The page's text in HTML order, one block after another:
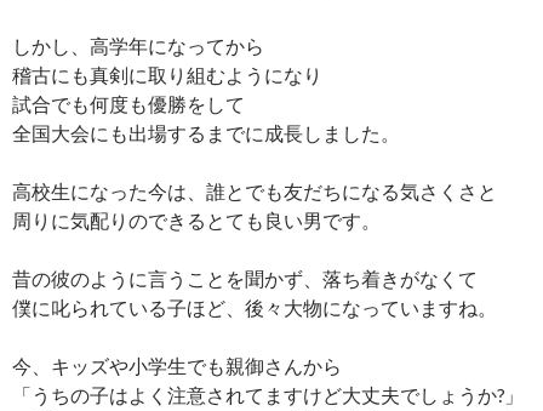
しかし、高学年になってから
稽古にも真剣に取り組むようになり
試合でも何度も優勝をして
全国大会にも出場するまでに成長しました。
高校生になった今は、誰とでも友だちになる気さくさと
周りに気配りのできるとても良い男です。
昔の彼のように言うことを聞かず、落ち着きがなくて
僕に叱られている子ほど、後々大物になっていますね。
今、キッズや小学生でも親御さんから
「うちの子はよく注意されてますけど大丈夫でしょうか?」